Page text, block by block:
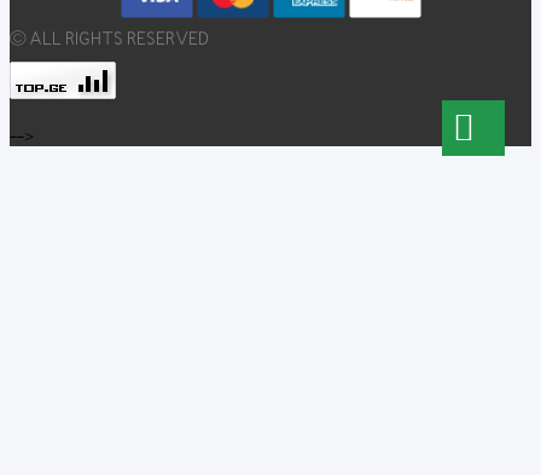
© ALL RIGHTS RESERVED
-->